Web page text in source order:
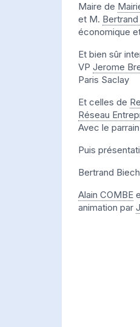
Maire de
et M.
économique
Et bien sûr
VP Jerome
Paris Saclay
Et celles de
Réseau
Avec le
Puis
Bertrand
Alain COMBE
animation par